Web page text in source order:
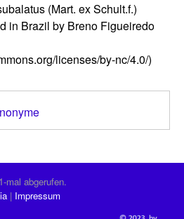
(Mart. ex Schult.f.)
in Brazil by Breno Figueiredo
licenses/by-nc/4.0/)
mal abgerufen.
Impressum